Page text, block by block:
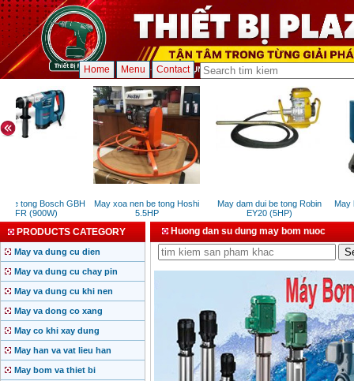
Home Menu Contact
be tong Bosch GBH
(900W)
May xoa nen be tong Hoshi
5.5HP
May dam dui be tong Robin
EY20 (5HP)
May
PRODUCTS CATEGORY
May va dung cu dien
May va dung cu chay pin
May va dung cu khi nen
May va dong co xang
May co khi xay dung
May han va vat lieu han
May bom va thiet bi
Huong dan su dung may bom nuoc